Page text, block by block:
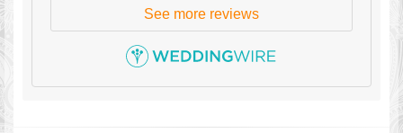
See more reviews